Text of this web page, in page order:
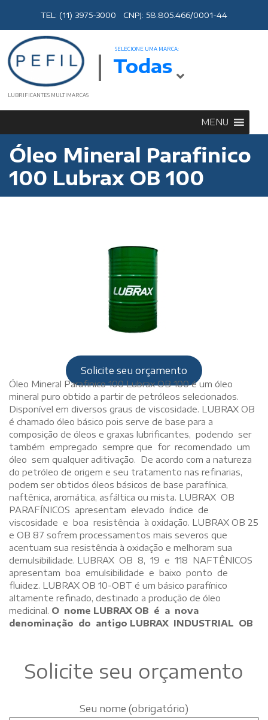
TEL: (11) 3975-3000 CNPJ: 58.805.466/0001-44
LUBRIFICANTES MULTIMARCAS
SELECIONE UMA MARCA:
Todas
MENU
Óleo Mineral Parafinico
100 Lubrax OB 100
Solicite seu orçamento
Óleo Mineral Parafinico 100 Lubrax OB 100 é um óleo
mineral puro obtido a partir de petróleos selecionados.
Disponível em diversos graus de viscosidade. LUBRAX OB
é chamado óleo básico pois serve de base para a
composição de óleos e graxas lubrificantes, podendo ser
também empregado sempre que for recomendado um
óleo sem qualquer aditivação. De acordo com a natureza
do petróleo de origem e seu tratamento nas refinarias,
podem ser obtidos óleos básicos de base parafínica,
naftênica, aromática, asfáltica ou mista. LUBRAX OB
PARAFÍNICOS apresentam elevado índice de
viscosidade e boa resistência à oxidação. LUBRAX OB 25
e OB 87 sofrem processamentos mais severos que
acentuam sua resistência à oxidação e melhoram sua
demulsibilidade. LUBRAX OB 8, 19 e 118 NAFTÊNICOS
apresentam boa emulsibilidade e baixo ponto de
fluidez. LUBRAX OB 10-OBT é um básico parafínico
altamente refinado, destinado a produção de óleo
medicinal. O nome LUBRAX OB é a nova
denominação do antigo LUBRAX INDUSTRIAL OB
Solicite seu orçamento
Seu nome (obrigatório)